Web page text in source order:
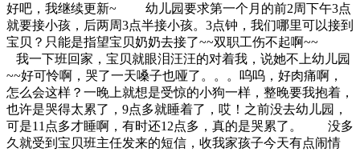
好吧，我继续更新~ 幼儿园要求第一个月的前2周下午3点
就要接小孩，后两周3点半接小孩。3点钟，我们哪里可以接到
宝贝？只能是指望宝贝奶奶去接了~~双职工伤不起啊~~
我一下班回家，宝贝就眼泪汪汪的对着我，说她不上幼儿园
~~好可怜啊，哭了一天嗓子也哑了。。。呜呜，好肉痛啊，
怎么会这样？一晚上就想是受惊的小狗一样，整晚要我抱着，
也许是哭得太累了，9点多就睡着了，哎！之前没去幼儿园，
可是11点多才睡啊，有时还12点多，真的是哭累了。 没多
久就受到宝贝班主任发来的短信，收我家孩子今天有点闹情